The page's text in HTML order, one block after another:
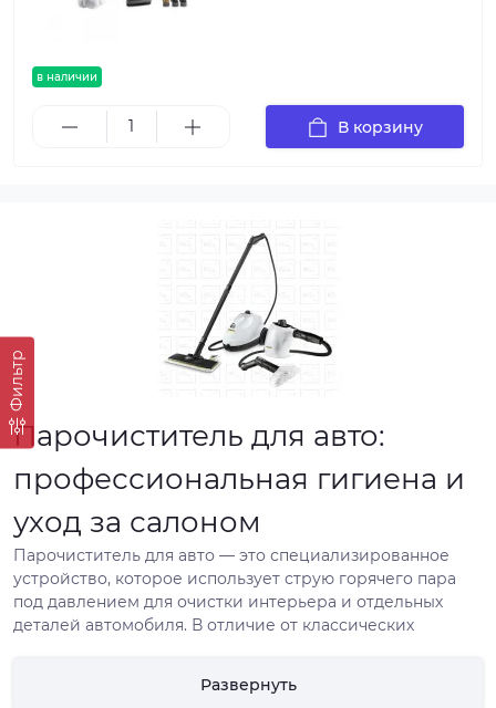
Фильтр
в наличии
В корзину
Парочиститель для авто:
профессиональная гигиена и
уход за салоном
Парочиститель для авто — это специализированное
устройство, которое использует струю горячего пара
под давлением для очистки интерьера и отдельных
деталей автомобиля. В отличие от классических
минимальному количеству воды.
Развернуть